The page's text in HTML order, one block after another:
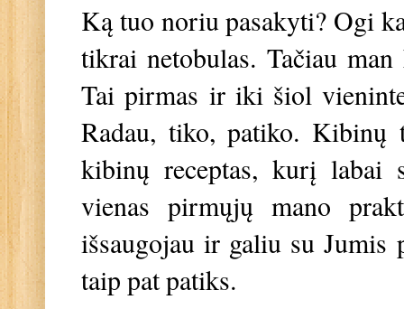
Ką tuo noriu pasakyti? Ogi
tikrai netobulas. Tačiau
Tai pirmas ir iki šiol
Radau, tiko, patiko. Kibinų
kibinų receptas, kurį labai
vienas pirmųjų mano
išsaugojau ir galiu su Jumis
taip pat patiks.